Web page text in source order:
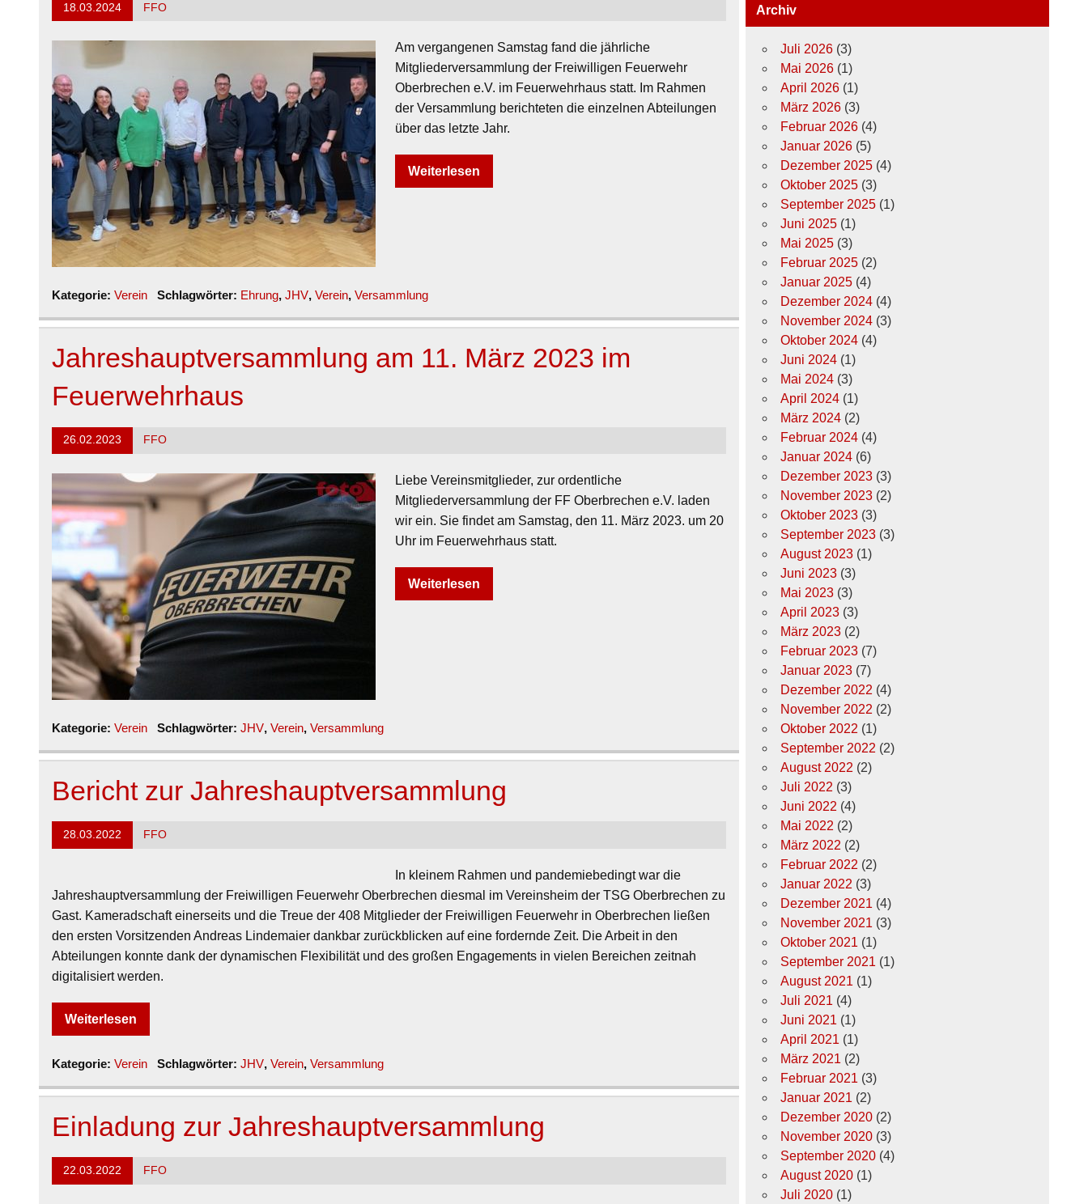
18.03.2024 FFO
Am vergangenen Samstag fand die jährliche
Mitgliederversammlung der Freiwilligen Feuerwehr
Oberbrechen e.V. im Feuerwehrhaus statt. Im Rahmen
der Versammlung berichteten die einzelnen Abteilungen
über das letzte Jahr.
Weiterlesen
Kategorie:Verein Schlagwörter: Ehrung, JHV, Verein, Versammlung
Jahreshauptversammlung am 11. März 2023 im
Feuerwehrhaus
26.02.2023 FFO
Liebe Vereinsmitglieder, zur ordentliche
Mitgliederversammlung der FF Oberbrechen e.V. laden
wir ein. Sie findet am Samstag, den 11. März 2023. um 20
Uhr im Feuerwehrhaus statt.
Weiterlesen
Kategorie:Verein Schlagwörter: JHV, Verein, Versammlung
Bericht zur Jahreshauptversammlung
28.03.2022 FFO
In kleinem Rahmen und pandemiebedingt war die
Jahreshauptversammlung der Freiwilligen Feuerwehr Oberbrechen diesmal im Vereinsheim der TSG Oberbrechen zu
Gast. Kameradschaft einerseits und die Treue der 408 Mitglieder der Freiwilligen Feuerwehr in Oberbrechen ließen
den ersten Vorsitzenden Andreas Lindemaier dankbar zurückblicken auf eine fordernde Zeit. Die Arbeit in den
Abteilungen konnte dank der dynamischen Flexibilität und des großen Engagements in vielen Bereichen zeitnah
digitalisiert werden.
Weiterlesen
Kategorie:Verein Schlagwörter: JHV, Verein, Versammlung
Einladung zur Jahreshauptversammlung
22.03.2022 FFO
Archiv
Juli 2026 (3)
Mai 2026 (1)
April 2026 (1)
März 2026 (3)
Februar 2026 (4)
Januar 2026 (5)
Dezember 2025 (4)
Oktober 2025 (3)
September 2025 (1)
Juni 2025 (1)
Mai 2025 (3)
Februar 2025 (2)
Januar 2025 (4)
Dezember 2024 (4)
November 2024 (3)
Oktober 2024 (4)
Juni 2024 (1)
Mai 2024 (3)
April 2024 (1)
März 2024 (2)
Februar 2024 (4)
Januar 2024 (6)
Dezember 2023 (3)
November 2023 (2)
Oktober 2023 (3)
September 2023 (3)
August 2023 (1)
Juni 2023 (3)
Mai 2023 (3)
April 2023 (3)
März 2023 (2)
Februar 2023 (7)
Januar 2023 (7)
Dezember 2022 (4)
November 2022 (2)
Oktober 2022 (1)
September 2022 (2)
August 2022 (2)
Juli 2022 (3)
Juni 2022 (4)
Mai 2022 (2)
März 2022 (2)
Februar 2022 (2)
Januar 2022 (3)
Dezember 2021 (4)
November 2021 (3)
Oktober 2021 (1)
September 2021 (1)
August 2021 (1)
Juli 2021 (4)
Juni 2021 (1)
April 2021 (1)
März 2021 (2)
Februar 2021 (3)
Januar 2021 (2)
Dezember 2020 (2)
November 2020 (3)
September 2020 (4)
August 2020 (1)
Juli 2020 (1)